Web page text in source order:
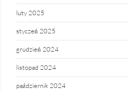
luty 2025
styczeń 2025
grudzień 2024
listopad 2024
październik 2024